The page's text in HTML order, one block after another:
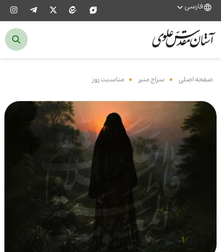
فارسی
صفحه اصلی سراج منیر مناسبت روز